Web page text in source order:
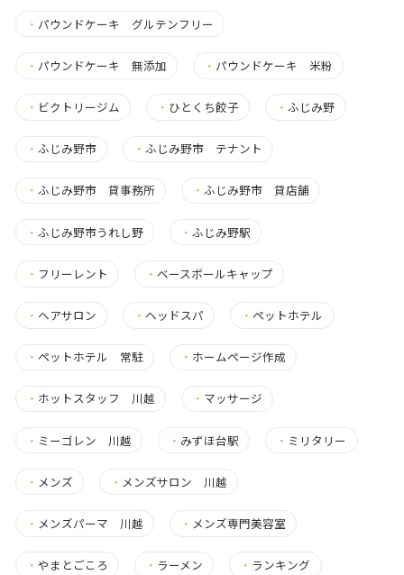
・ パウンドケーキ グルテンフリー
・ パウンドケーキ 無添加 ・ パウンドケーキ 米粉
・ ビクトリージム ・ ひとくち餃子 ・ふじみ野
・ ふじみ野市 ・ふじみ野市 テナント
・ ふじみ野市 貸事務所 ・ふじみ野市 貸店舗
・ ふじみ野市うれし野 ・ふじみ野駅
・ フリーレント ・ ベースボールキャップ
・ ヘアサロン ・ ヘッドスパ ・ペットホテル
・ ペットホテル 常駐 ・ ホームページ作成
・ ホットスタッフ 川越 ・ マッサージ
・ ミーゴレン 川越 ・ みずほ台駅 ・ ミリタリー
・ メンズ ・ メンズサロン 川越
・ メンズパーマ 川越 ・ メンズ専門美容室
・ やまとごころ ・ ラーメン ・ ランキング